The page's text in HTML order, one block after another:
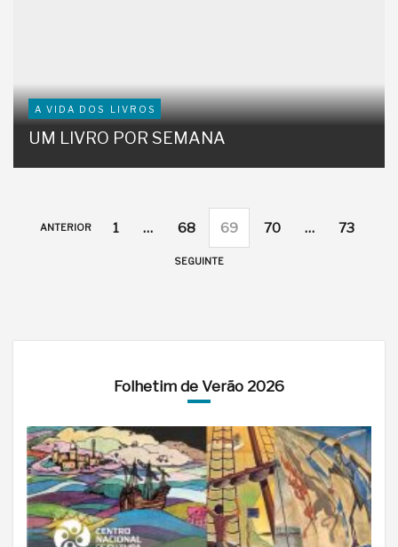
A VIDA DOS LIVROS
UM LIVRO POR SEMANA
ANTERIOR 1 … 68 69 70 … 73
SEGUINTE
Folhetim de Verão 2026